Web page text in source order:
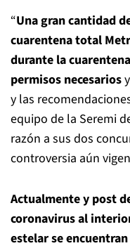
“Una gran cantidad
cuarentena total
durante la
permisos necesarios
y las
equipo de la Seremi
razón a sus dos
controversia aún
Actualmente y post
coronavirus al
estelar se